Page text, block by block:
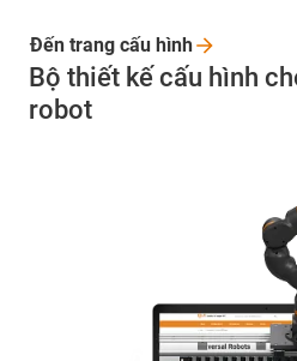
Bộ thiết kế cấu hình
robot
Đến trang cấu hình